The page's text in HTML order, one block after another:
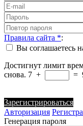
Правила сайта *:
Вы соглашаетесь
Достигнут лимит
снова. 7 + =
Зарегистрироваться
Авторизация
Генерация пароля